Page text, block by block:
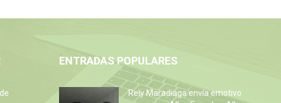
ENTRADAS POPULARES
Rely Maradiaga envía emotivo